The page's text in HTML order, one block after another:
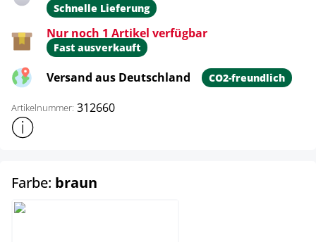
Schnelle Lieferung
Nur noch 1 Artikel verfügbar
Fast ausverkauft
Versand aus Deutschland CO2-freundlich
Artikelnummer: 312660
Weitere Produktinformationen anzeigen
Farbe: braun